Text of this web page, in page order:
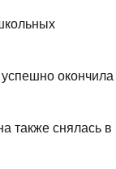
окончила
также снялась в